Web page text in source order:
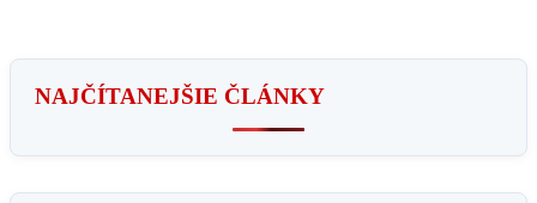
NAJČÍTANEJŠIE ČLÁNKY